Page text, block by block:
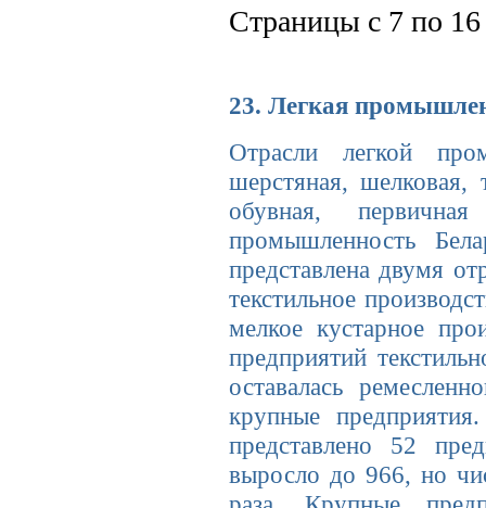
Страницы с 7 по 16
23. Легкая
Отрасли легкой
шерстяная, шелковая,
обувная,
промышленность
представлена двумя
текстильное
мелкое кустарное
предприятий
оставалась
крупные
представлено 52
выросло до 966, но